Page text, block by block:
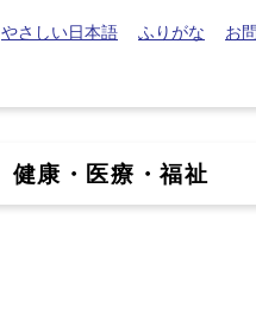
やさしい日本語 ふりがな お
健康・医療・福祉